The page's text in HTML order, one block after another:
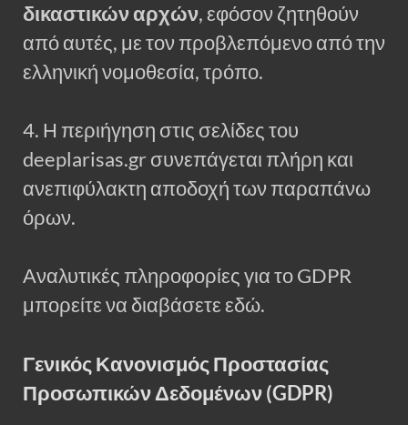
δικαστικών αρχών, εφόσον ζητηθούν
από αυτές, με τον προβλεπόμενο από την
ελληνική νομοθεσία, τρόπο.
4. Η περιήγηση στις σελίδες του
deeplarisas.gr συνεπάγεται πλήρη και
ανεπιφύλακτη αποδοχή των παραπάνω
όρων.
Αναλυτικές πληροφορίες για το GDPR
μπορείτε να διαβάσετε εδώ.
Γενικός Κανονισμός Προστασίας
Προσωπικών Δεδομένων (GDPR)